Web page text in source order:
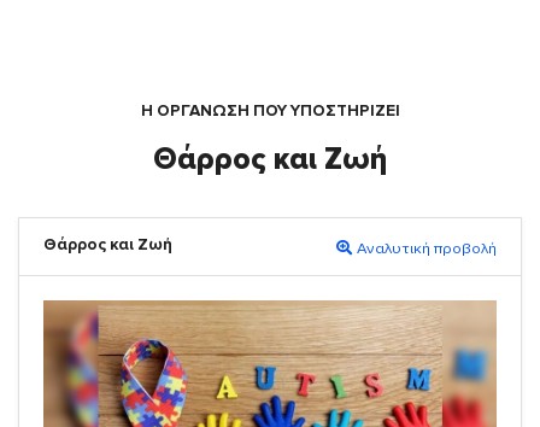
Η ΟΡΓΆΝΩΣΗ ΠΟΥ ΥΠΟΣΤΗΡΙΖΕΙ
Θάρρος και Ζωή
Θάρρος και Ζωή Αναλυτική προβολή